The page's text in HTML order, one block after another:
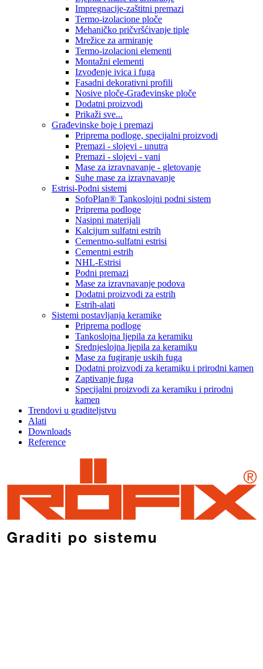
Impregnacije-zaštitni premazi
Termo-izolacione ploče
Mehaničko pričvršćivanje tiple
Mrežice za armiranje
Termo-izolacioni elementi
Montažni elementi
Izvođenje ivica i fuga
Fasadni dekorativni profili
Nosive ploče-Građevinske ploče
Dodatni proizvodi
Prikaži sve...
Građevinske boje i premazi
Priprema podloge, specijalni proizvodi
Premazi - slojevi - unutra
Premazi - slojevi - vani
Mase za izravnavanje - gletovanje
Suhe mase za izravnavanje
Estrisi-Podni sistemi
SofoPlan® Tankoslojni podni sistem
Priprema podloge
Nasipni materijali
Kalcijum sulfatni estrih
Cementno-sulfatni estrisi
Cementni estrih
NHL-Estrisi
Podni premazi
Mase za izravnavanje podova
Dodatni proizvodi za estrih
Estrih-alati
Sistemi postavljanja keramike
Priprema podloge
Tankoslojna ljepila za keramiku
Srednjeslojna ljepila za keramiku
Mase za fugiranje uskih fuga
Dodatni proizvodi za keramiku i prirodni kamen
Zaptivanje fuga
Specijalni proizvodi za keramiku i prirodni
kamen
Trendovi u graditeljstvu
Alati
Downloads
Reference